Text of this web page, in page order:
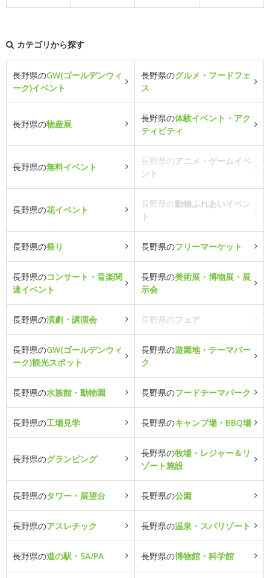
カテゴリから探す
長野県のGW(ゴールデンウィ
ーク)イベント
長野県のグルメ・フードフェ
ス
長野県の物産展
長野県の体験イベント・アク
ティビティ
長野県の無料イベント
長野県のアニメ・ゲームイベ
ント
長野県の花イベント
長野県の動物ふれあいイベン
ト
長野県の祭り 長野県のフリーマーケット
長野県のコンサート・音楽関
連イベント
長野県の美術展・博物展・展
示会
長野県の演劇・講演会 長野県のフェア
長野県のGW(ゴールデンウィ
ーク)観光スポット
長野県の遊園地・テーマパー
ク
長野県の水族館・動物園 長野県のフードテーマパーク
長野県の工場見学 長野県のキャンプ場・BBQ場
長野県のグランピング
長野県の牧場・レジャー＆リ
ゾート施設
長野県のタワー・展望台 長野県の公園
長野県のアスレチック 長野県の温泉・スパリゾート
長野県の道の駅・SA/PA 長野県の博物館・科学館